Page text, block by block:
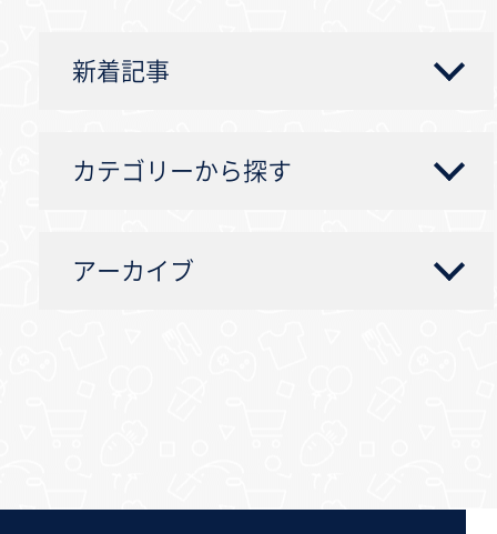
新着記事
カテゴリーから探す
アーカイブ